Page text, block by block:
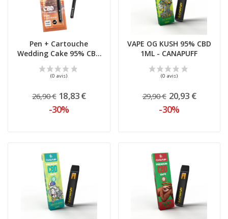
Pen + Cartouche
Wedding Cake 95% CBD
1ML -...
26,90 € 18,83 €
-30%
VAPE OG KUSH 95% CBD
1ML - CANAPUFF
29,90 € 20,93 €
-30%